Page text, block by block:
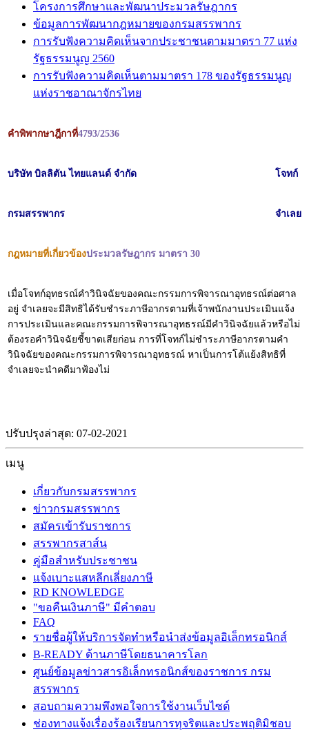
โครงการศึกษาและพัฒนาประมวลรัษฎากร
ข้อมูลการพัฒนากฎหมายของกรมสรรพากร
การรับฟังความคิดเห็นจากประชาชนตามมาตรา 77 แห่ง
รัฐธรรมนูญ 2560
การรับฟังความคิดเห็นตามมาตรา 178 ของรัฐธรรมนูญ
แห่งราชอาณาจักรไทย
คำพิพากษาฎีกาที่4793/2536
บริษัท บิลลิตัน ไทยแลนด์ จำกัด โจทก์
กรมสรรพากร จำเลย
กฎหมายที่เกี่ยวข้องประมวลรัษฎากร มาตรา 30
เมื่อโจทก์อุทธรณ์คำวินิจฉัยของคณะกรรมการพิจารณาอุทธรณ์ต่อศาล
อยู่ จำเลยจะมีสิทธิได้รับชำระภาษีอากรตามที่เจ้าพนักงานประเมินแจ้ง
การประเมินและคณะกรรมการพิจารณาอุทธรณ์มีคำวินิจฉัยแล้วหรือไม่
ต้องรอคำวินิจฉัยชี้ขาดเสียก่อน การที่โจทก์ไม่ชำระภาษีอากรตามคำ
วินิจฉัยของคณะกรรมการพิจารณาอุทธรณ์ หาเป็นการโต้แย้งสิทธิที่
จำเลยจะนำคดีมาฟ้องไม่
ปรับปรุงล่าสุด: 07-02-2021
เมนู
เกี่ยวกับกรมสรรพากร
ข่าวกรมสรรพากร
สมัครเข้ารับราชการ
สรรพากรสาส์น
คู่มือสำหรับประชาชน
แจ้งเบาะแสหลีกเลี่ยงภาษี
RD KNOWLEDGE
"ขอคืนเงินภาษี" มีคำตอบ
FAQ
รายชื่อผู้ให้บริการจัดทำหรือนำส่งข้อมูลอิเล็กทรอนิกส์
B-READY ด้านภาษีโดยธนาคารโลก
ศูนย์ข้อมูลข่าวสารอิเล็กทรอนิกส์ของราชการ กรม
สรรพากร
สอบถามความพึงพอใจการใช้งานเว็บไซต์
ช่องทางแจ้งเรื่องร้องเรียนการทุจริตและประพฤติมิชอบ